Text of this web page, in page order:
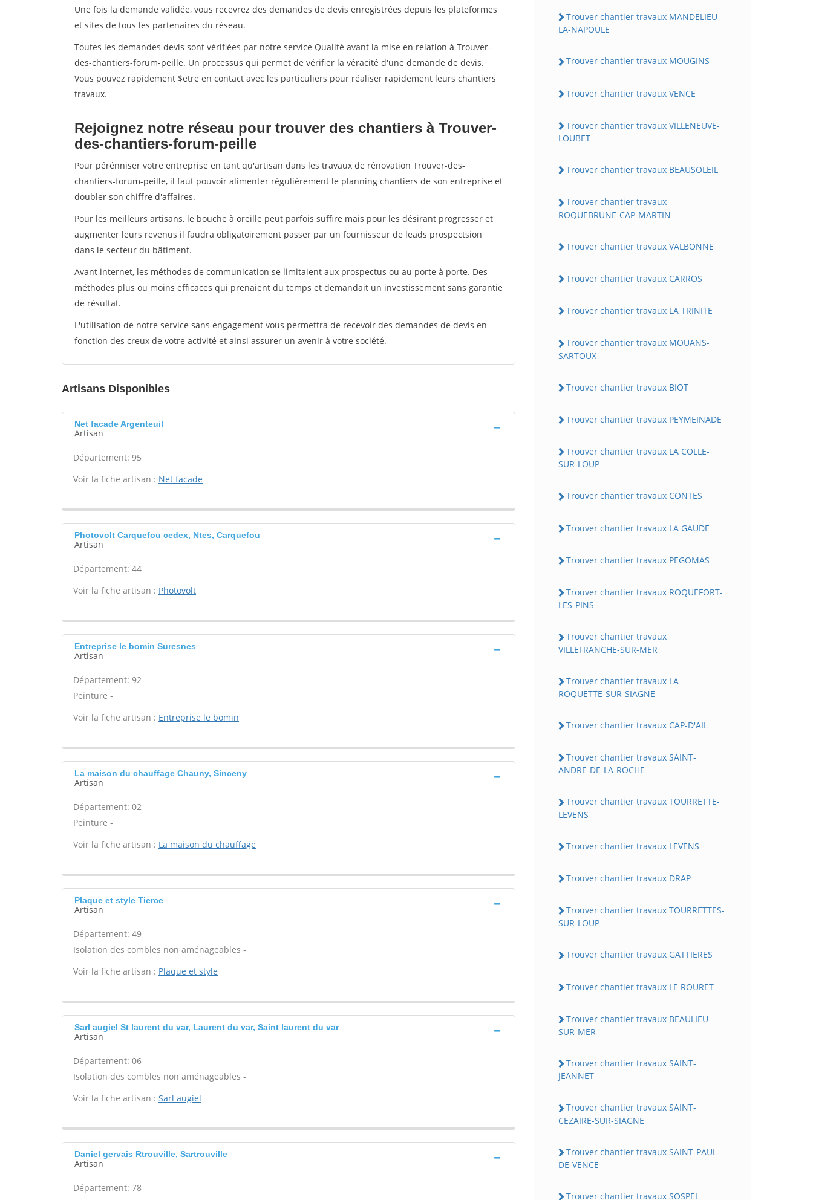
Une fois la demande validée, vous recevrez des demandes de devis enregistrées depuis les plateformes
et sites de tous les partenaires du réseau.
Toutes les demandes devis sont vérifiées par notre service Qualité avant la mise en relation à Trouver-
des-chantiers-forum-peille. Un processus qui permet de vérifier la véracité d'une demande de devis.
Vous pouvez rapidement $etre en contact avec les particuliers pour réaliser rapidement leurs chantiers
travaux.
Rejoignez notre réseau pour trouver des chantiers à Trouver-
des-chantiers-forum-peille
Pour pérénniser votre entreprise en tant qu'artisan dans les travaux de rénovation Trouver-des-
chantiers-forum-peille, il faut pouvoir alimenter régulièrement le planning chantiers de son entreprise et
doubler son chiffre d'affaires.
Pour les meilleurs artisans, le bouche à oreille peut parfois suffire mais pour les désirant progresser et
augmenter leurs revenus il faudra obligatoirement passer par un fournisseur de leads prospectsion
dans le secteur du bâtiment.
Avant internet, les méthodes de communication se limitaient aux prospectus ou au porte à porte. Des
méthodes plus ou moins efficaces qui prenaient du temps et demandait un investissement sans garantie
de résultat.
L'utilisation de notre service sans engagement vous permettra de recevoir des demandes de devis en
fonction des creux de votre activité et ainsi assurer un avenir à votre société.
Artisans Disponibles
Net facade Argenteuil
Artisan
Département: 95
Voir la fiche artisan : Net facade
Photovolt Carquefou cedex, Ntes, Carquefou
Artisan
Département: 44
Voir la fiche artisan : Photovolt
Entreprise le bomin Suresnes
Artisan
Département: 92
Peinture -
Voir la fiche artisan : Entreprise le bomin
La maison du chauffage Chauny, Sinceny
Artisan
Département: 02
Peinture -
Voir la fiche artisan : La maison du chauffage
Plaque et style Tierce
Artisan
Département: 49
Isolation des combles non aménageables -
Voir la fiche artisan : Plaque et style
Sarl augiel St laurent du var, Laurent du var, Saint laurent du var
Artisan
Département: 06
Isolation des combles non aménageables -
Voir la fiche artisan : Sarl augiel
Daniel gervais Rtrouville, Sartrouville
Artisan
Département: 78
Trouver chantier travaux MANDELIEU-
LA-NAPOULE
Trouver chantier travaux MOUGINS
Trouver chantier travaux VENCE
Trouver chantier travaux VILLENEUVE-
LOUBET
Trouver chantier travaux BEAUSOLEIL
Trouver chantier travaux
ROQUEBRUNE-CAP-MARTIN
Trouver chantier travaux VALBONNE
Trouver chantier travaux CARROS
Trouver chantier travaux LA TRINITE
Trouver chantier travaux MOUANS-
SARTOUX
Trouver chantier travaux BIOT
Trouver chantier travaux PEYMEINADE
Trouver chantier travaux LA COLLE-
SUR-LOUP
Trouver chantier travaux CONTES
Trouver chantier travaux LA GAUDE
Trouver chantier travaux PEGOMAS
Trouver chantier travaux ROQUEFORT-
LES-PINS
Trouver chantier travaux
VILLEFRANCHE-SUR-MER
Trouver chantier travaux LA
ROQUETTE-SUR-SIAGNE
Trouver chantier travaux CAP-D'AIL
Trouver chantier travaux SAINT-
ANDRE-DE-LA-ROCHE
Trouver chantier travaux TOURRETTE-
LEVENS
Trouver chantier travaux LEVENS
Trouver chantier travaux DRAP
Trouver chantier travaux TOURRETTES-
SUR-LOUP
Trouver chantier travaux GATTIERES
Trouver chantier travaux LE ROURET
Trouver chantier travaux BEAULIEU-
SUR-MER
Trouver chantier travaux SAINT-
JEANNET
Trouver chantier travaux SAINT-
CEZAIRE-SUR-SIAGNE
Trouver chantier travaux SAINT-PAUL-
DE-VENCE
Trouver chantier travaux SOSPEL